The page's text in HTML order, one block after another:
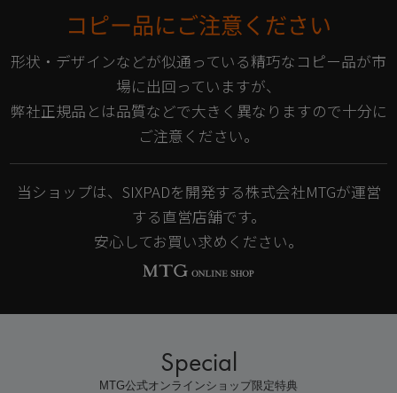
コピー品にご注意ください
形状・デザインなどが似通っている精巧なコピー品が市
場に出回っていますが、
弊社正規品とは品質などで大きく異なりますので十分に
ご注意ください。
当ショップは、SIXPADを開発する株式会社MTGが運営
する直営店舗です。
安心してお買い求めください。
Special
MTG公式オンラインショップ限定特典